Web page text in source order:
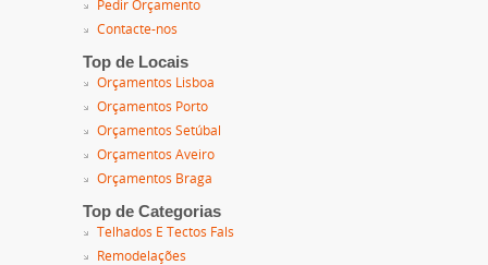
Pedir Orçamento
Contacte-nos
Top de Locais
Orçamentos Lisboa
Orçamentos Porto
Orçamentos Setúbal
Orçamentos Aveiro
Orçamentos Braga
Top de Categorias
Telhados E Tectos Fals
Remodelações